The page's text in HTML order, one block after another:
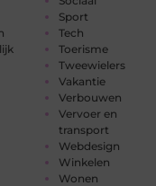
Sport
Tech
Toerisme
Tweewielers
Vakantie
Verbouwen
Vervoer en
transport
Webdesign
Winkelen
Wonen